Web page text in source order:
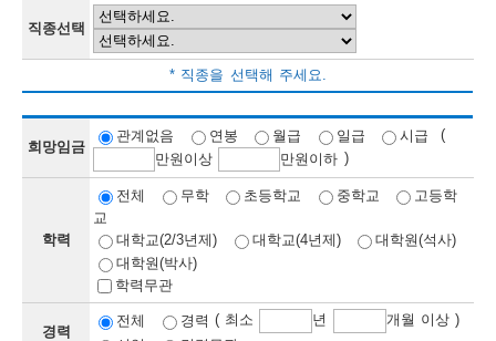
보
보
련
우
내
직종선택
* 직종을 선택해 주세요.
희망임금
관계없음 연봉 월급 일급 시급
(
만원이상 만원이하 )
학력
전체 무학 초등학교 중학교
고등학
교
대학교(2/3년제)
대학교(4년제)
대학원(석사)
대학원(박사)
학력무관
경력
전체 경력 ( 최소 년
개월 이상 )
채
용